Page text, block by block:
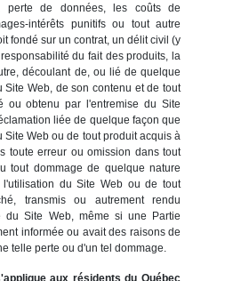
perte de données, les coûts de
intérêts punitifs ou tout autre
fondé sur un contrat, un délit civil (y
du fait des produits, la
découlant de, ou lié de quelque
Site Web, de son contenu et de tout
ou obtenu par l'entremise du Site
liée de quelque façon que
Site Web ou de tout produit acquis à
toute erreur ou omission dans tout
tout dommage de quelque nature
du Site Web ou de tout
transmis ou autrement rendu
du Site Web, même si une Partie
informée ou avait des raisons de
telle perte ou d'un tel dommage.
aux résidents du Québec